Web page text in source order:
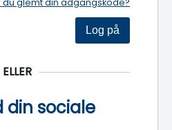
din sociale
ELLER
du glemt din adgangskode?
Log på